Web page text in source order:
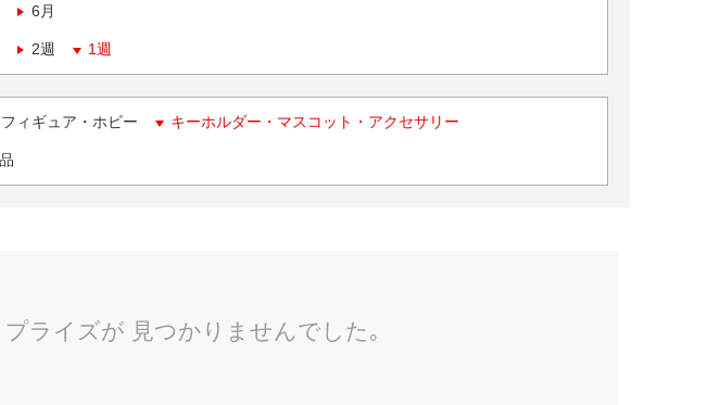
6月
2週 1週
フィギュア・ホビー キーホルダー・マスコット・アクセサリー